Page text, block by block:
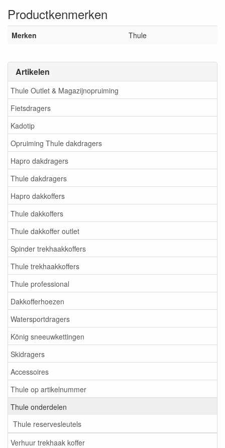
Artikelen
Thule Outlet & Magazijnopruiming
Fietsdragers
Kadotip
Opruiming Thule dakdragers
Hapro dakdragers
Thule dakdragers
Hapro dakkoffers
Thule dakkoffers
Thule dakkoffer outlet
Spinder trekhaakkoffers
Thule trekhaakkoffers
Thule professional
Dakkofferhoezen
Watersportdragers
König sneeuwkettingen
Skidragers
Accessoires
Thule op artikelnummer
Thule onderdelen
Thule reservesleutels
Verhuur trekhaak koffer
Productkenmerken
Merken Thule